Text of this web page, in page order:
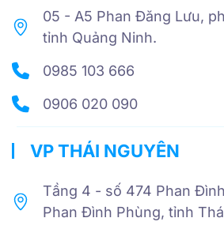
05 - A5 Phan Đăng Lưu,
tỉnh Quảng Ninh.
0985 103 666
0906 020 090
VP THÁI NGUYÊN
Tầng 4 - số 474 Phan
Phan Đình Phùng, tỉnh